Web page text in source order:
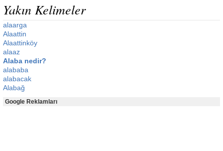
Yakın Kelimeler
alaarga
Alaattin
Alaattinköy
alaaz
Alaba nedir?
alababa
alabacak
Alabağ
Google Reklamları